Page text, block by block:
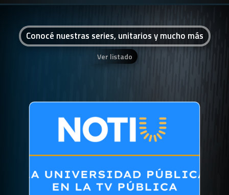
Conocé nuestras series, unitarios y mucho más
Ver listado